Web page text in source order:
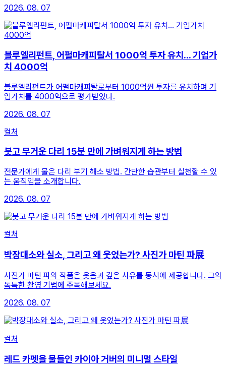
2026. 08. 07
블루엘리펀트, 어펄마캐피탈서 1000억 투자 유치... 기업가
치 4000억
블루엘리펀트가 어펄마캐피탈로부터 1000억원 투자를 유치하며 기
업가치를 4000억으로 평가받았다.
2026. 08. 07
컬처
붓고 무거운 다리 15분 만에 가벼워지게 하는 방법
전문가에게 물은 다리 부기 해소 방법. 간단한 습관부터 실천할 수 있
는 움직임을 소개합니다.
2026. 08. 07
컬처
박장대소와 실소, 그리고 왜 웃었는가? 사진가 마틴 파展
사진가 마틴 파의 작품은 웃음과 깊은 사유를 동시에 제공합니다. 그의
독특한 촬영 기법에 주목해보세요.
2026. 08. 07
컬처
레드 카펫을 물들인 카이아 거버의 미니멀 스타일